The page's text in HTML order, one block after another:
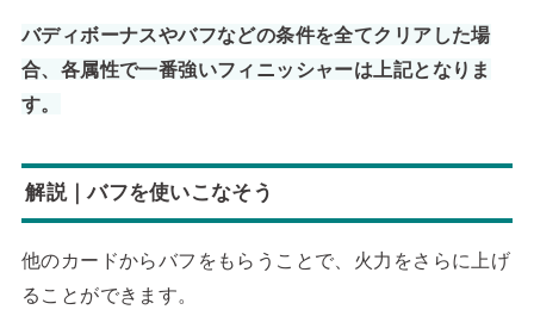
バディボーナスやバフなどの条件を全てクリアした場
合、各属性で一番強いフィニッシャーは上記となりま
す。
解説｜バフを使いこなそう
他のカードからバフをもらうことで、火力をさらに上げ
ることができます。